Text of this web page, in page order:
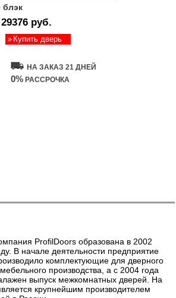
блэк
29376 руб.
Купить дверь
НА ЗАКАЗ 21 ДНЕЙ
0% РАССРОЧКА
ProfilDoors образована в 2002
В начале деятельности предприятие
комплектующие для дверного
производства, а с 2004 года
выпуск межкомнатных дверей. На
крупнейшим производителем